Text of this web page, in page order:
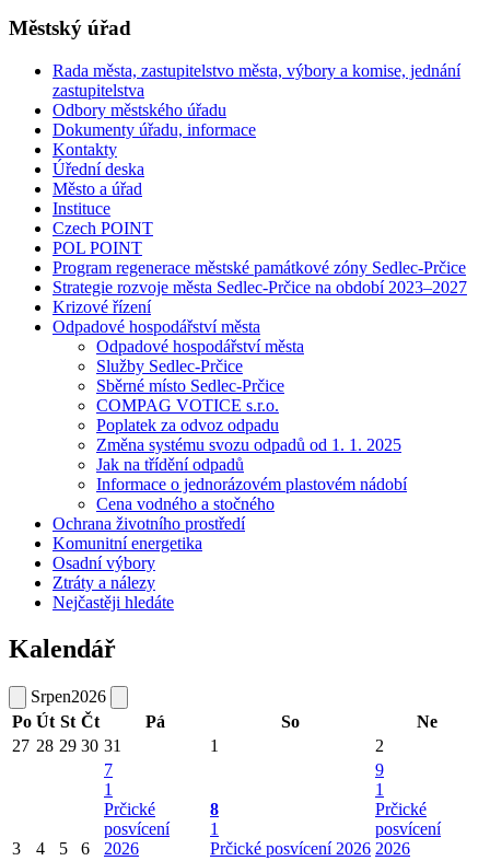
Městský úřad
Rada města, zastupitelstvo města, výbory a komise, jednání
zastupitelstva
Odbory městského úřadu
Dokumenty úřadu, informace
Kontakty
Úřední deska
Město a úřad
Instituce
Czech POINT
POL POINT
Program regenerace městské památkové zóny Sedlec-Prčice
Strategie rozvoje města Sedlec-Prčice na období 2023–2027
Krizové řízení
Odpadové hospodářství města
Odpadové hospodářství města
Služby Sedlec-Prčice
Sběrné místo Sedlec-Prčice
COMPAG VOTICE s.r.o.
Poplatek za odvoz odpadu
Změna systému svozu odpadů od 1. 1. 2025
Jak na třídění odpadů
Informace o jednorázovém plastovém nádobí
Cena vodného a stočného
Ochrana životního prostředí
Komunitní energetika
Osadní výbory
Ztráty a nálezy
Nejčastěji hledáte
Kalendář
Srpen2026
Po Út St Čt Pá So
Ne
27 28 29 30 31 1 2
3 4 5 6
7
1
Prčické
posvícení
2026
8
1
Prčické posvícení 2026
9
1
Prčické
posvícení
2026